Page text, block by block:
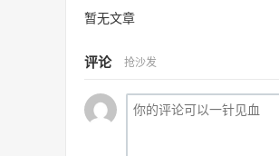
暂无文章
评论 抢沙发